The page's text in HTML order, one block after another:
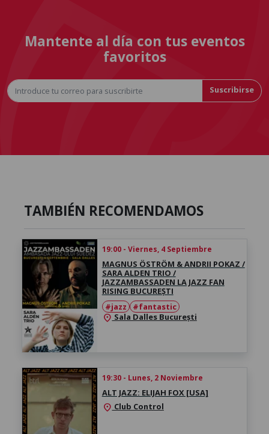
Mantente al día con tus eventos
favoritos
Suscribirse
TAMBIÉN RECOMENDAMOS
19:00 - Viernes, 4 Septiembre
MAGNUS ÖSTRÖM & ANDRII POKAZ /
SARA ALDEN TRIO /
JAZZAMBASSADEN LA JAZZ FAN
RISING BUCUREȘTI
#jazz
#fantastic
location_on Sala Dalles București
19:30 - Lunes, 2 Noviembre
ALT JAZZ: ELIJAH FOX [USA]
location_on Club Control